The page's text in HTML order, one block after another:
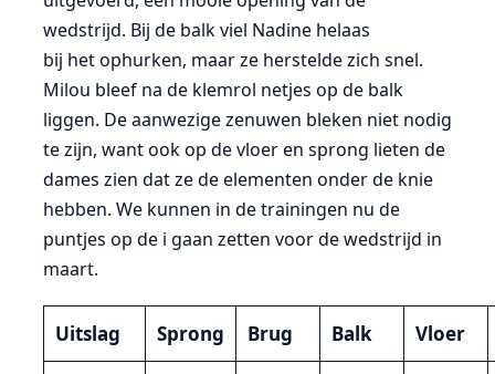
wedstrijd. Bij de balk viel Nadine helaas
bij het ophurken, maar ze herstelde zich snel.
Milou bleef na de klemrol netjes op de balk
liggen. De aanwezige zenuwen bleken niet nodig
te zijn, want ook op de vloer en sprong lieten de
dames zien dat ze de elementen onder de knie
hebben. We kunnen in de trainingen nu de
puntjes op de i gaan zetten voor de wedstrijd in
maart.
Uitslag Sprong Brug Balk Vloer